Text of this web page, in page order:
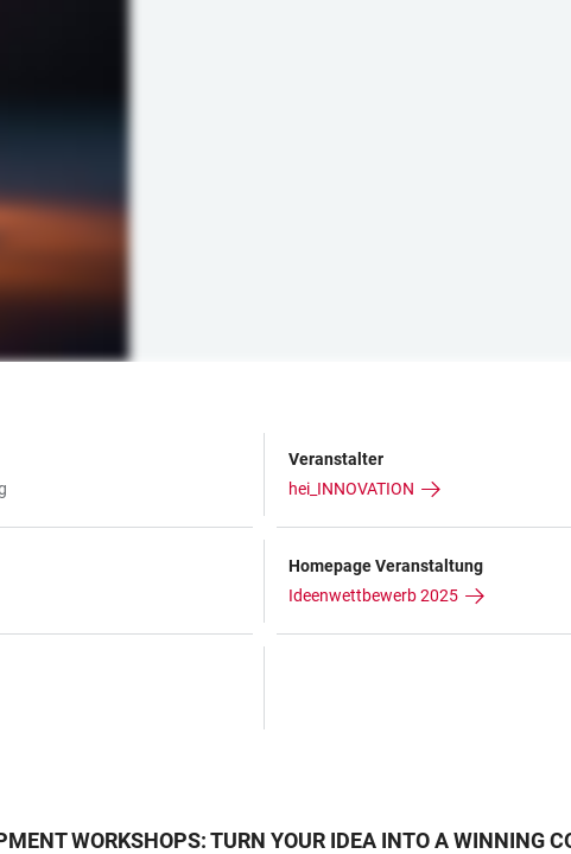
Veranstalter
hei_INNOVATION
Homepage Veranstaltung
Ideenwettbewerb 2025
WORKSHOPS: TURN YOUR IDEA INTO A WINNING